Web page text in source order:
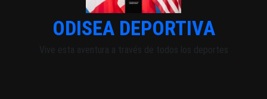
ODISEA DEPORTIVA
Vive esta aventura a través de todos los deportes